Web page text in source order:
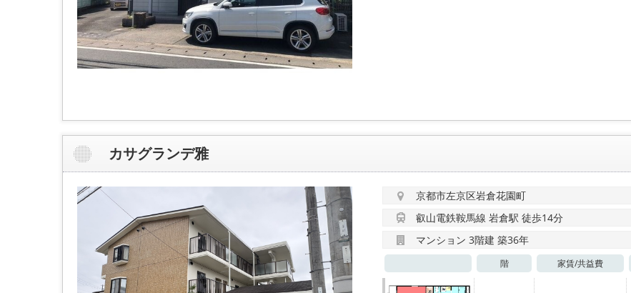
カサグランデ雅
京都市左京区岩倉花園町
叡山電鉄鞍馬線 岩倉駅 徒歩14分
マンション 3階建 築36年
階 家賃/共益費